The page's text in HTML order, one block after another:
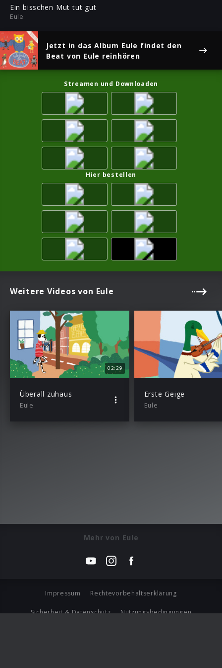
Ein bisschen Mut tut gut
Eule
Jetzt in das Album Eule findet den
Beat von Eule reinhören
Streamen und Downloaden
Hier bestellen
Weitere Videos von Eule
02:29
Überall zuhaus
Eule
Erste Geige
Eule
Mehr von Eule
Impressum Rechtevorbehaltserklärung
Sicherheit & Datenschutz Nutzungsbedingungen